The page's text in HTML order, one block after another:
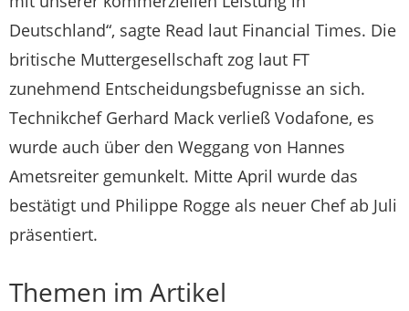
Deutschland“, sagte Read laut Financial Times. Die
britische Muttergesellschaft zog laut FT
zunehmend Entscheidungsbefugnisse an sich.
Technikchef Gerhard Mack verließ Vodafone, es
wurde auch über den Weggang von Hannes
Ametsreiter gemunkelt. Mitte April wurde das
bestätigt und Philippe Rogge als neuer Chef ab Juli
präsentiert.
Themen im Artikel